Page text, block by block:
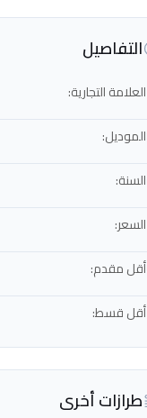
التفاصيل
العلامة التجارية:
الموديل:
السنة:
السعر:
أقل مقدم:
أقل قسط:
طرازات أخرى